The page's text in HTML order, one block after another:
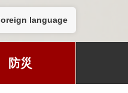
language
防災